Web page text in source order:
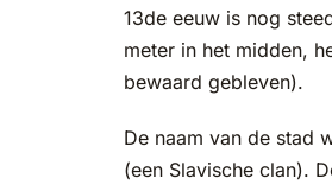
13de eeuw is nog
meter in het midden,
bewaard gebleven).
De naam van de stad
(een Slavische clan).